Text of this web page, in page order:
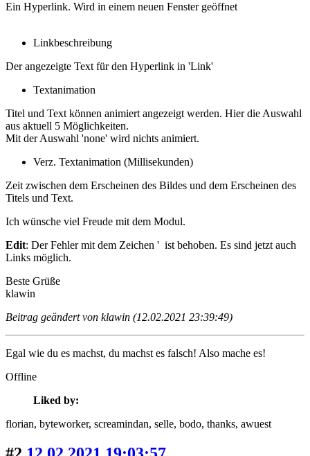
Ein Hyperlink. Wird in einem neuen Fenster geöffnet
Linkbeschreibung
Der angezeigte Text für den Hyperlink in 'Link'
Textanimation
Titel und Text können animiert angezeigt werden. Hier die Auswahl
aus aktuell 5 Möglichkeiten.
Mit der Auswahl 'none' wird nichts animiert.
Verz. Textanimation (Millisekunden)
Zeit zwischen dem Erscheinen des Bildes und dem Erscheinen des
Titels und Text.
Ich wünsche viel Freude mit dem Modul.
Edit: Der Fehler mit dem Zeichen ' ist behoben. Es sind jetzt auch
Links möglich.
Beste Grüße
klawin
Beitrag geändert von klawin (12.02.2021 23:39:49)
Egal wie du es machst, du machst es falsch! Also mache es!
Offline
Liked by:
florian, byteworker, screamindan, selle, bodo, thanks, awuest